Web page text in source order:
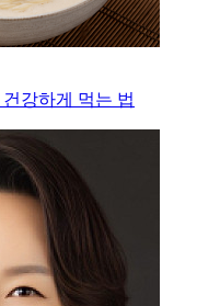
강하게 먹는 법